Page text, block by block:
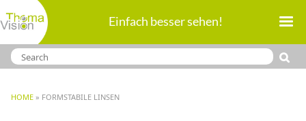
Direkt
zum
Inhalt
Einfach besser sehen!
BREADCRUMB
HOME FORMSTABILE LINSEN